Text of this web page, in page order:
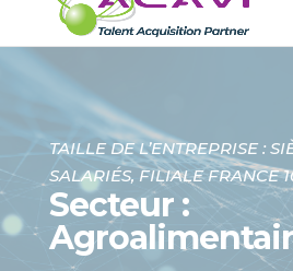
TAILLE DE L’ENTREPRISE :
SALARIÉS, FILIALE FRANCE
Secteur :